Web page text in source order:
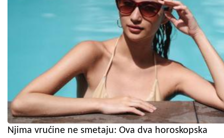
Njima vrućine ne smetaju: Ova dva horoskopska